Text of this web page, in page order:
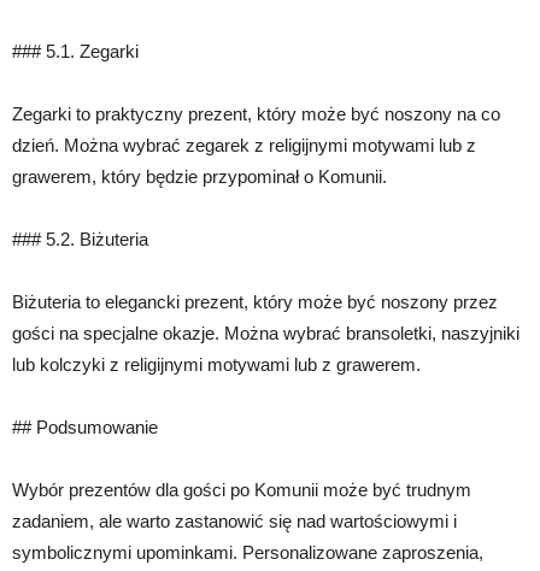
### 5.1. Zegarki
Zegarki to praktyczny prezent, który może być noszony na co
dzień. Można wybrać zegarek z religijnymi motywami lub z
grawerem, który będzie przypominał o Komunii.
### 5.2. Biżuteria
Biżuteria to elegancki prezent, który może być noszony przez
gości na specjalne okazje. Można wybrać bransoletki, naszyjniki
lub kolczyki z religijnymi motywami lub z grawerem.
## Podsumowanie
Wybór prezentów dla gości po Komunii może być trudnym
zadaniem, ale warto zastanowić się nad wartościowymi i
symbolicznymi upominkami. Personalizowane zaproszenia,